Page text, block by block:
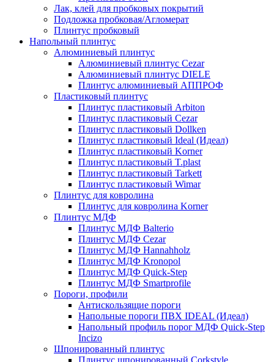
Лак, клей для пробковых покрытий
Подложка пробковая/Агломерат
Плинтус пробковый
Напольный плинтус
Алюминиевый плинтус
Алюминиевый плинтус Cezar
Алюминиевый плинтус DIELE
Плинтус алюминиевый АППРОФ
Пластиковый плинтус
Плинтус пластиковый Arbiton
Плинтус пластиковый Cezar
Плинтус пластиковый Dollken
Плинтус пластиковый Ideal (Идеал)
Плинтус пластиковый Korner
Плинтус пластиковый T.plast
Плинтус пластиковый Tarkett
Плинтус пластиковый Wimar
Плинтус для ковролина
Плинтус для ковролина Korner
Плинтус МДФ
Плинтус МДФ Balterio
Плинтус МДФ Cezar
Плинтус МДФ Hannahholz
Плинтус МДФ Kronopol
Плинтус МДФ Quick-Step
Плинтус МДФ Smartprofile
Пороги, профили
Антискользящие пороги
Напольные пороги ПВХ IDEAL (Идеал)
Напольный профиль порог МДФ Quick-Step
Incizo
Шпонированный плинтус
Плинтус шпонированный Corkstyle